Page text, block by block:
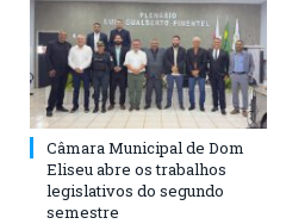
Câmara Municipal de Dom
Eliseu abre os trabalhos
legislativos do segundo
semestre